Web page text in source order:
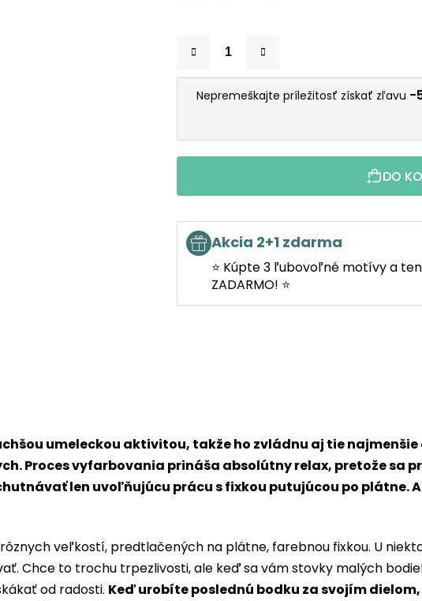
Nepremeškajte príležitosť získať zľavu -
DO
Akcia 2+1 zdarma
⭐ Kúpte 3 ľubovoľné motívy a
ZADARMO! ⭐
umeleckou aktivitou, takže ho zvládnu aj tie najmenšie
Proces vyfarbovania prináša absolútny relax, pretože sa
len uvoľňujúcu prácu s fixkou putujúcou po plátne.
veľkostí, predtlačených na plátne, farebnou fixkou. U
Chce to trochu trpezlivosti, ale keď sa vám stovky malých
od radosti. Keď urobíte poslednú bodku za svojím